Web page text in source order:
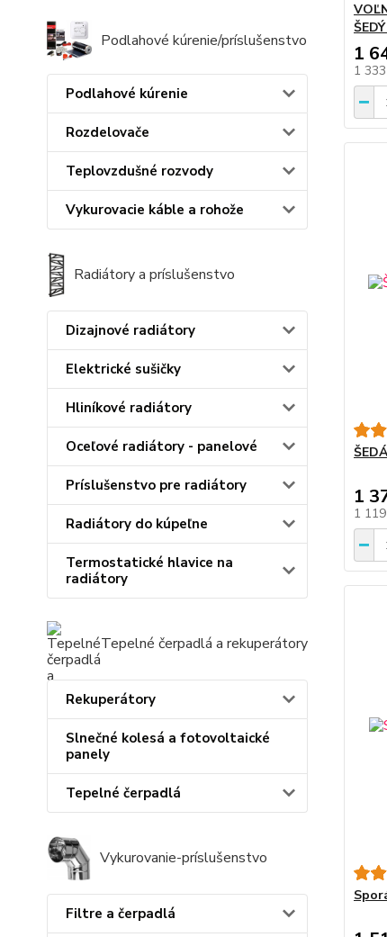
Podlahové kúrenie/príslušenstvo
Podlahové kúrenie
Rozdelovače
Teplovzdušné rozvody
Vykurovacie káble a rohože
Radiátory a príslušenstvo
Dizajnové radiátory
Elektrické sušičky
Hliníkové radiátory
Oceľové radiátory - panelové
Príslušenstvo pre radiátory
Radiátory do kúpeľne
Termostatické hlavice na
radiátory
Tepelné čerpadlá a rekuperátory
Rekuperátory
Slnečné kolesá a fotovoltaické
panely
Tepelné čerpadlá
Vykurovanie-príslušenstvo
Filtre a čerpadlá
1
1
1
1